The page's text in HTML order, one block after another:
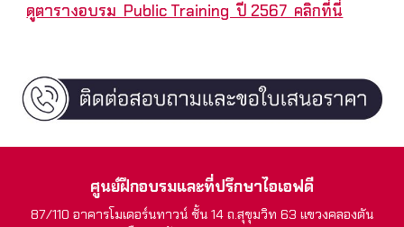
ดูตารางอบรม Public Training ปี 2567 คลิกที่นี่
ศูนย์ฝึกอบรมและที่ปรึกษาไอเอฟดี
87/110 อาคารโมเดอร์นทาวน์ ชั้น 14 ถ.สุขุมวิท 63 แขวงคลองตัน